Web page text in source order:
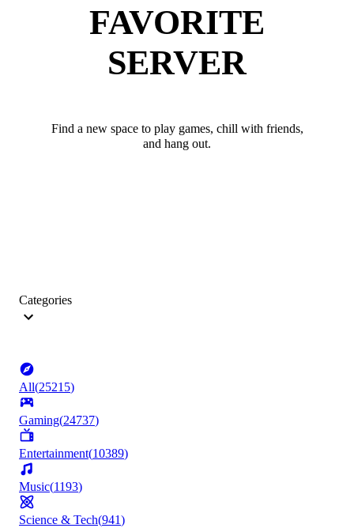
FAVORITE
SERVER
Find a new space to play games, chill with friends,
and hang out.
Categories
All(25215)
Gaming(24737)
Entertainment(10389)
Music(1193)
Science & Tech(941)